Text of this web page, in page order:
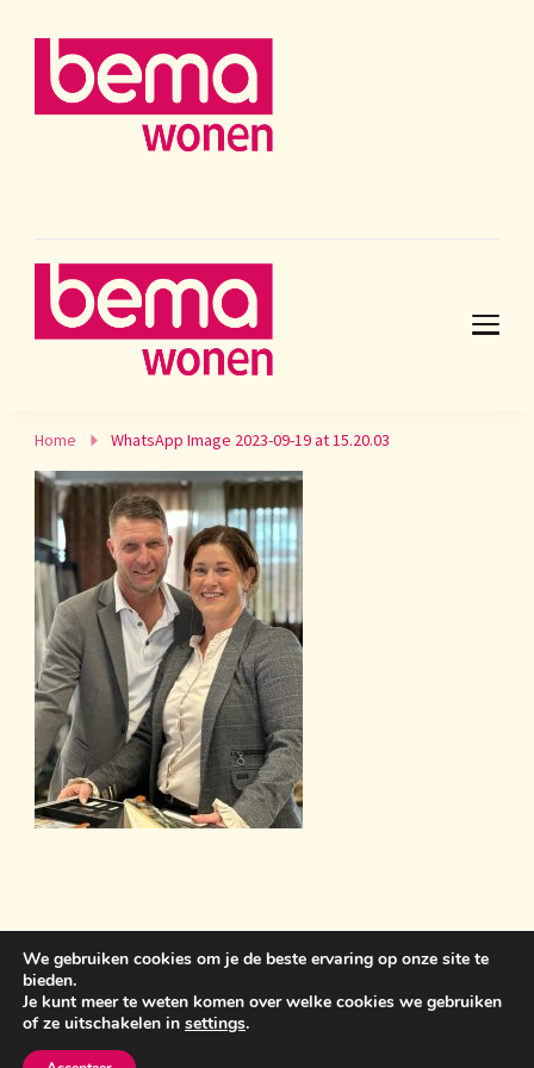
Home WhatsApp Image 2023-09-19 at 15.20.03
Sint Anthonisweg 3 5831 AC Boxmeer 06 19859399
bemawonen@outlook.com
door
WP Delicious
We gebruiken cookies om je de beste ervaring op onze site te
bieden.
Je kunt meer te weten komen over welke cookies we gebruiken
of ze uitschakelen in settings.